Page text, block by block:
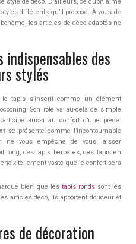
différents qu’il propose. À vous de
les articles de déco adaptés ne
des
stylés
tapis s’inscrit comme un élément
Son rôle va au-delà de simple
aussi au confort d’une pièce.
se présente comme l’incontournable
ne vous empêche de vous laisser
long, des tapis berbères, des tapis en
tellement vaste que le confort sera
bien que les tapis rondssont les
articles déco, ils apportent douceur et
de décoration